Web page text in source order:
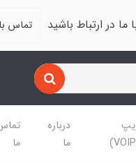
در ارتباط باشید تماس
درباره
ما
ما